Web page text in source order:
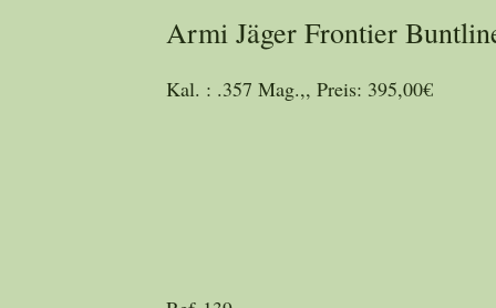
Armi Jäger Frontier
Kal. : .357 Mag.,, Preis: 395,00€